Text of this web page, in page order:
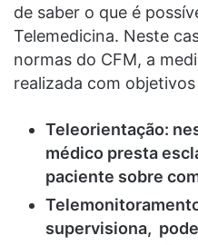
de saber o que é
Telemedicina. Neste
normas do CFM, a
realizada com objetivos
Teleorientação:
médico presta
paciente sobre
supervisiona,